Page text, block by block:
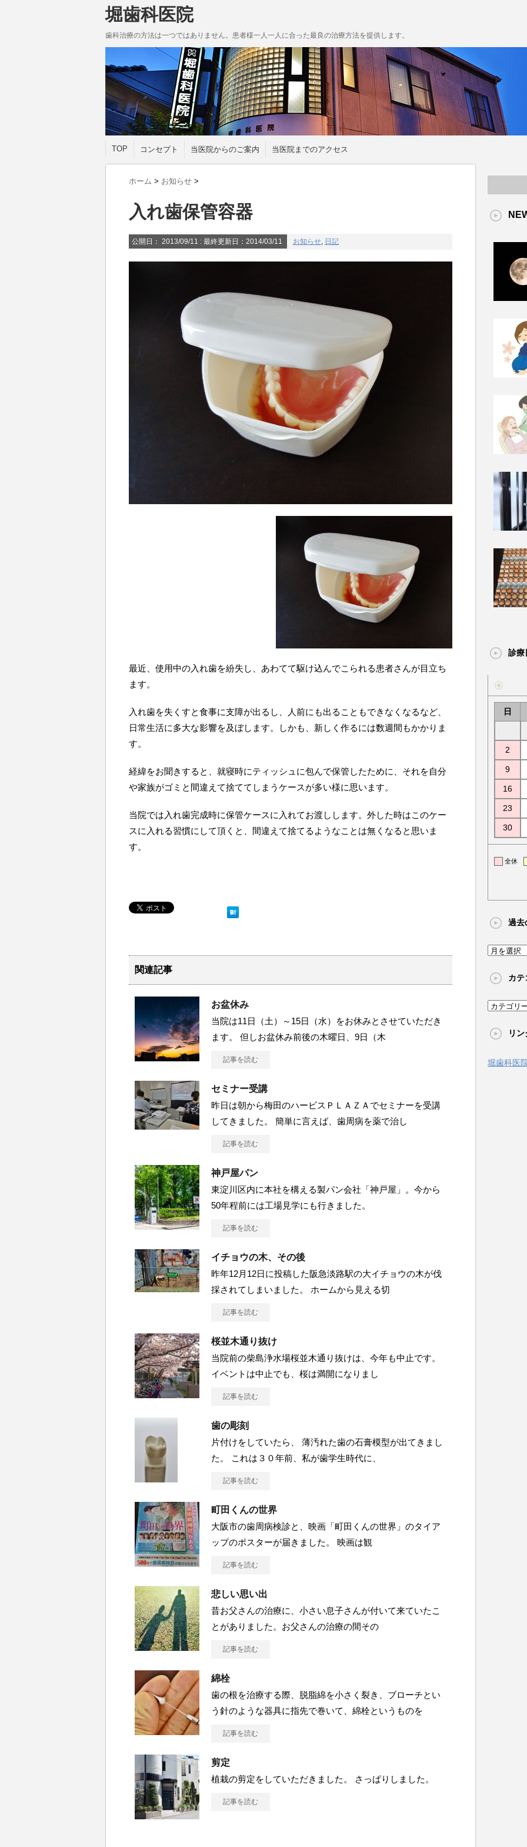
堀歯科医院
歯科治療の方法は一つではありません。患者様一人一人に合った最良の治療方法を提供します。
TOP コンセプト 当医院からのご案内 当医院までのアクセス
ホーム > お知らせ >
入れ歯保管容器
公開日： 2013/09/11 : 最終更新日：2014/03/11 お知らせ, 日記
最近、使用中の入れ歯を紛失し、あわてて駆け込んでこられる患者さんが目立ち
ます。
入れ歯を失くすと食事に支障が出るし、人前にも出ることもできなくなるなど、
日常生活に多大な影響を及ぼします。しかも、新しく作るには数週間もかかりま
す。
経緯をお聞きすると、就寝時にティッシュに包んで保管したために、それを自分
や家族がゴミと間違えて捨ててしまうケースが多い様に思います。
当院では入れ歯完成時に保管ケースに入れてお渡しします。外した時はこのケー
スに入れる習慣にして頂くと、間違えて捨てるようなことは無くなると思いま
す。
関連記事
お盆休み
当院は11日（土）～15日（水）をお休みとさせていただき
ます。 但しお盆休み前後の木曜日、9日（木
記事を読む
セミナー受講
昨日は朝から梅田のハービスＰＬＡＺＡでセミナーを受講
してきました。 簡単に言えば、歯周病を薬で治し
記事を読む
神戸屋パン
東淀川区内に本社を構える製パン会社「神戸屋」。今から
50年程前には工場見学にも行きました。
記事を読む
イチョウの木、その後
昨年12月12日に投稿した阪急淡路駅の大イチョウの木が伐
採されてしまいました。 ホームから見える切
記事を読む
桜並木通り抜け
当院前の柴島浄水場桜並木通り抜けは、今年も中止です。
イベントは中止でも、桜は満開になりまし
記事を読む
歯の彫刻
片付けをしていたら、 薄汚れた歯の石膏模型が出てきまし
た。 これは３０年前、私が歯学生時代に、
記事を読む
町田くんの世界
大阪市の歯周病検診と、映画「町田くんの世界」のタイア
ップのポスターが届きました。 映画は観
記事を読む
悲しい思い出
昔お父さんの治療に、小さい息子さんが付いて来ていたこ
とがありました。お父さんの治療の間その
記事を読む
綿栓
歯の根を治療する際、脱脂綿を小さく裂き、ブローチとい
う針のような器具に指先で巻いて、綿栓というものを
記事を読む
剪定
植栽の剪定をしていただきました。 さっぱりしました。
記事を読む
診療
日
2
9
16
23
30
全休
過去
過
の
事
カテ
カ
ゴ
ー
リン
堀歯科医